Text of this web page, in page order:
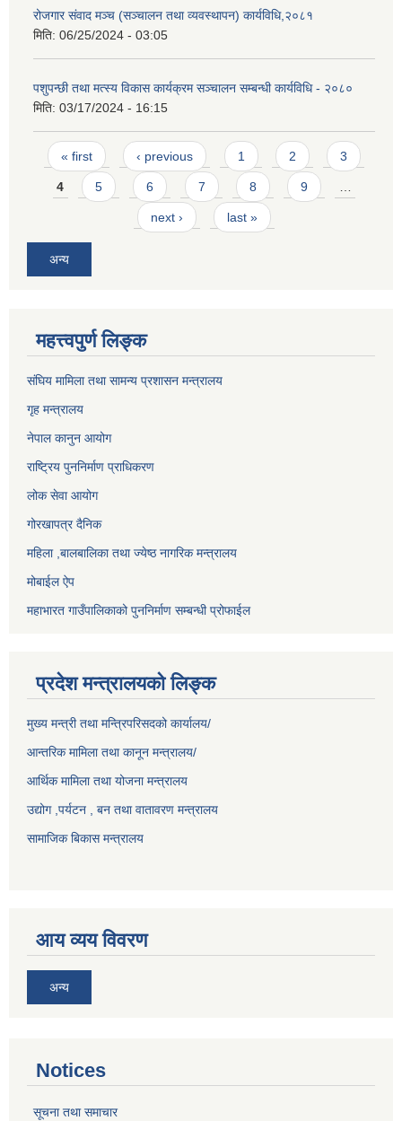
रोजगार संवाद मञ्च (सञ्चालन तथा व्यवस्थापन) कार्यविधि,२०८१
मिति: 06/25/2024 - 03:05
पशुपन्छी तथा मत्स्य विकास कार्यक्रम सञ्चालन सम्बन्धी कार्यविधि - २०८०
मिति: 03/17/2024 - 16:15
Pages
« first ‹ previous 1 2 3
4 5 6 7 8 9
next › last »
अन्य
महत्त्वपुर्ण लिङ्क
संघिय मामिला तथा सामन्य प्रशासन मन्त्रालय
गृह मन्त्रालय
नेपाल कानुन आयोग
राष्ट्रिय पुननिर्माण प्राधिकरण
लोक सेवा आयोग
गोरखापत्र दैनिक
महिला ,बालबालिका तथा ज्येष्ठ नागरिक मन्त्रालय
मोबाईल ऐप
महाभारत गाउँपालिकाको पुननिर्माण सम्बन्धी प्रोफाईल
प्रदेश मन्त्रालयको लिङ्क
मुख्य मन्त्री तथा मन्त्रिपरिसदको कार्यालय/
आन्तरिक मामिला तथा कानून मन्त्रालय/
आर्थिक मामिला तथा योजना मन्त्रालय
उद्योग ,पर्यटन , बन तथा वातावरण मन्त्रालय
सामाजिक बिकास मन्त्रालय
आय व्यय विवरण
अन्य
Notices
सूचना तथा समाचार